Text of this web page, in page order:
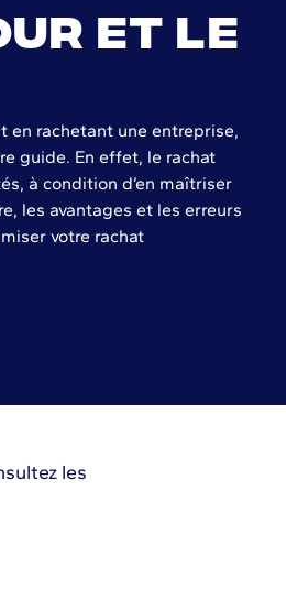
et le
en rachetant une entreprise,
guide. En effet, le rachat
à condition d’en maîtriser
les avantages et les erreurs
votre rachat
les